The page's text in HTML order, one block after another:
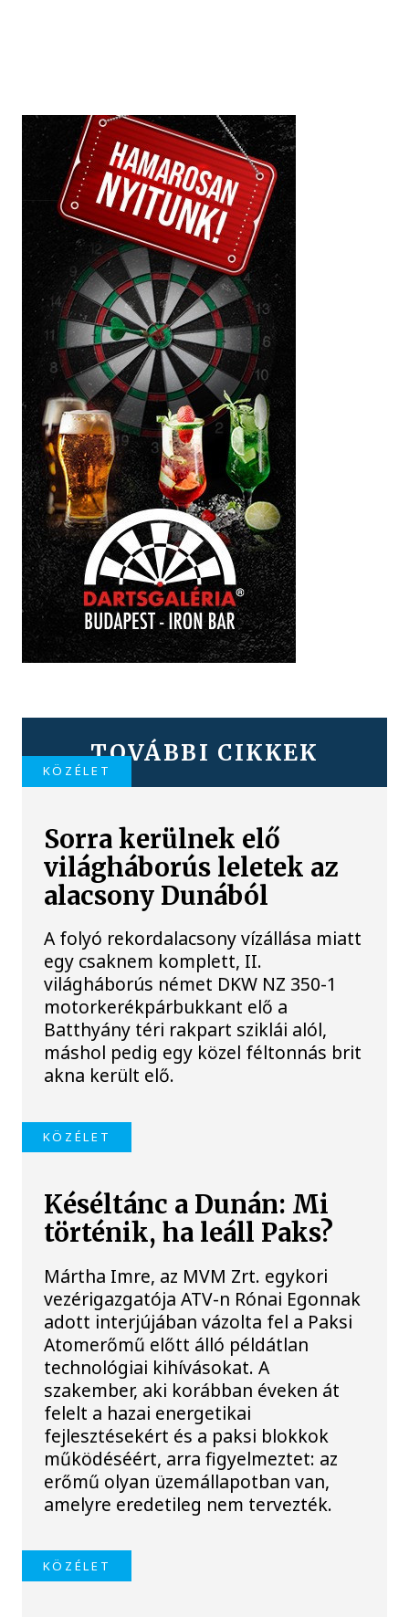
TOVÁBBI CIKKEK
KÖZÉLET
Sorra kerülnek elő
világháborús leletek az
alacsony Dunából
A folyó rekordalacsony vízállása miatt
egy csaknem komplett, II.
világháborús német DKW NZ 350-1
motorkerékpárbukkant elő a
Batthyány téri rakpart sziklái alól,
máshol pedig egy közel féltonnás brit
akna került elő.
KÖZÉLET
Késéltánc a Dunán: Mi
történik, ha leáll Paks?
Mártha Imre, az MVM Zrt. egykori
vezérigazgatója ATV-n Rónai Egonnak
adott interjújában vázolta fel a Paksi
Atomerőmű előtt álló példátlan
technológiai kihívásokat. A
szakember, aki korábban éveken át
felelt a hazai energetikai
fejlesztésekért és a paksi blokkok
működéséért, arra figyelmeztet: az
erőmű olyan üzemállapotban van,
amelyre eredetileg nem tervezték.
KÖZÉLET